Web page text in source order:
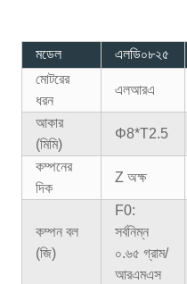
মডেল এলডি০৮২৫
মোটরের
ধরন
এলআরএ
আকার
(মিমি)
Φ8*T2.5
কম্পনের
দিক
Z অক্ষ
কম্পন বল
(জি)
F0:
সর্বনিম্ন
০.৬৫ গ্রাম/
আরএমএস